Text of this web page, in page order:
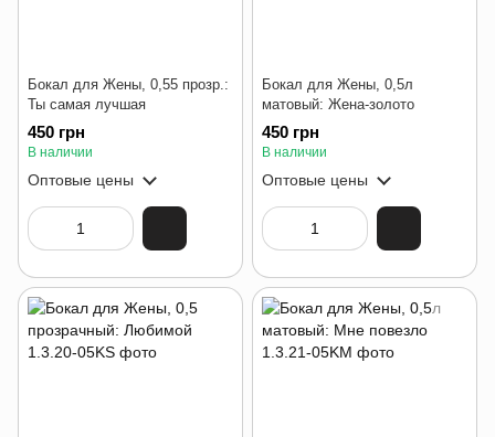
Бокал для Жены, 0,55 прозр.:
Ты самая лучшая
450 грн
В наличии
Оптовые цены
Бокал для Жены, 0,5л
матовый: Жена-золото
450 грн
В наличии
Оптовые цены